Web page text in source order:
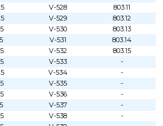
V-528
803.11
V-529
803.12
V-530
803.13
V-531
803.14
V-532
803.15
V-533
-
V-534
-
V-535
-
V-536
-
V-537
-
V-538
-